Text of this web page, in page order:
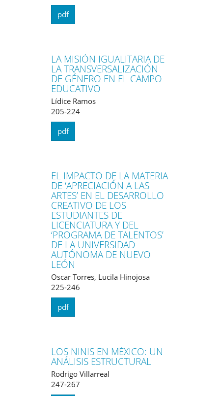
pdf
LA MISIÓN IGUALITARIA DE
LA TRANSVERSALIZACIÓN
DE GÉNERO EN EL CAMPO
EDUCATIVO
Lídice Ramos
205-224
pdf
EL IMPACTO DE LA MATERIA
DE ‘APRECIACIÓN A LAS
ARTES’ EN EL DESARROLLO
CREATIVO DE LOS
ESTUDIANTES DE
LICENCIATURA Y DEL
‘PROGRAMA DE TALENTOS’
DE LA UNIVERSIDAD
AUTÓNOMA DE NUEVO
LEÓN
Oscar Torres, Lucila Hinojosa
225-246
pdf
LOS NINIS EN MÉXICO: UN
ANÁLISIS ESTRUCTURAL
Rodrigo Villarreal
247-267